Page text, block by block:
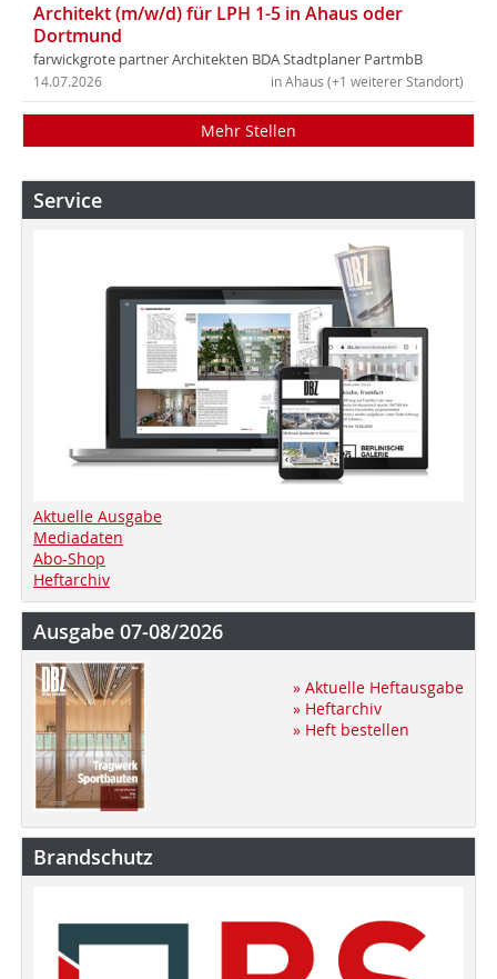
Architekt (m/w/d) für LPH 1-5 in Ahaus oder
Dortmund
farwickgrote partner Architekten BDA Stadtplaner PartmbB
in Ahaus (+1 weiterer Standort)
14.07.2026
Mehr Stellen
Service
Aktuelle Ausgabe
Mediadaten
Abo-Shop
Heftarchiv
Ausgabe 07-08/2026
» Aktuelle Heftausgabe
» Heftarchiv
» Heft bestellen
Brandschutz